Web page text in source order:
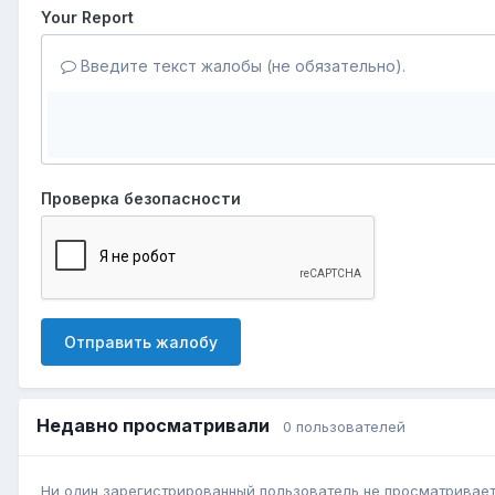
Your Report
Введите текст жалобы (не обязательно).
Проверка безопасности
Отправить жалобу
Недавно просматривали 0 пользователей
Ни один зарегистрированный пользователь не